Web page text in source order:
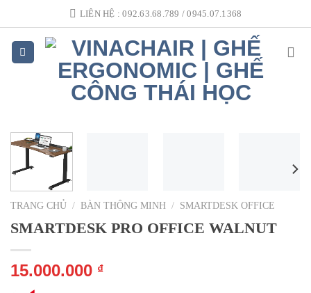
to
content
LIÊN HỆ : 092.63.68.789 / 0945.07.1368
TRANG CHỦ / BÀN THÔNG MINH / SMARTDESK OFFICE
SMARTDESK PRO OFFICE WALNUT
15.000.000 ₫